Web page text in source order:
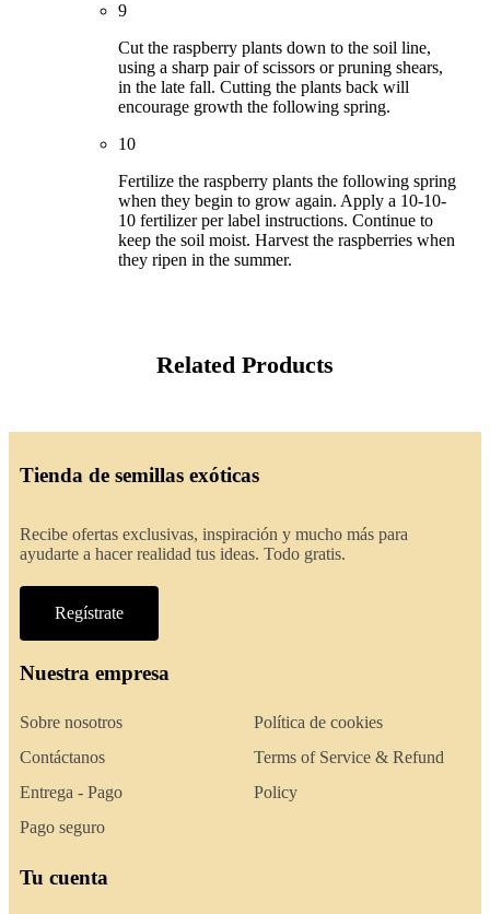
9
Cut the raspberry plants down to the soil line,
using a sharp pair of scissors or pruning shears,
in the late fall. Cutting the plants back will
encourage growth the following spring.
10
Fertilize the raspberry plants the following spring
when they begin to grow again. Apply a 10-10-
10 fertilizer per label instructions. Continue to
keep the soil moist. Harvest the raspberries when
they ripen in the summer.
Related Products
Tienda de semillas exóticas
Recibe ofertas exclusivas, inspiración y mucho más para
ayudarte a hacer realidad tus ideas. Todo gratis.
Regístrate
Nuestra empresa
Sobre nosotros
Contáctanos
Entrega - Pago
Pago seguro
Política de cookies
Terms of Service & Refund
Policy
Tu cuenta